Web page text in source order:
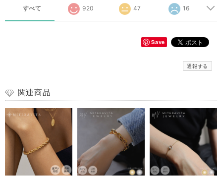
すべて 920 47 16
Save
通報する
関連商品